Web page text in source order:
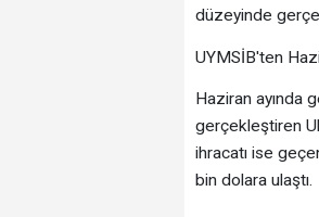
düzeyinde
UYMSİB'ten
Haziran ayında
gerçekleştiren
ihracatı ise
bin dolara ulaştı.